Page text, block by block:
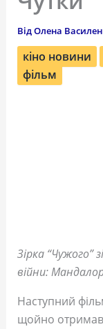
ВідОлена
кіно новини
фільм
Зірка “Чужого”
війни:
Наступний
щойно отримав